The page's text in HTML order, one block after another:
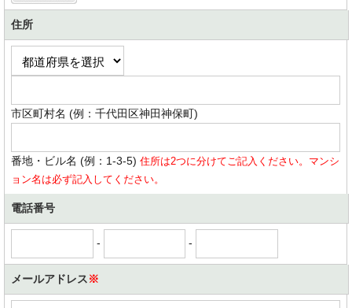
住所
市区町村名 (例：千代田区神田神保町)
番地・ビル名 (例：1-3-5)住所は2つに分けてご記入ください。マンシ
ョン名は必ず記入してください。
電話番号
- -
メールアドレス※